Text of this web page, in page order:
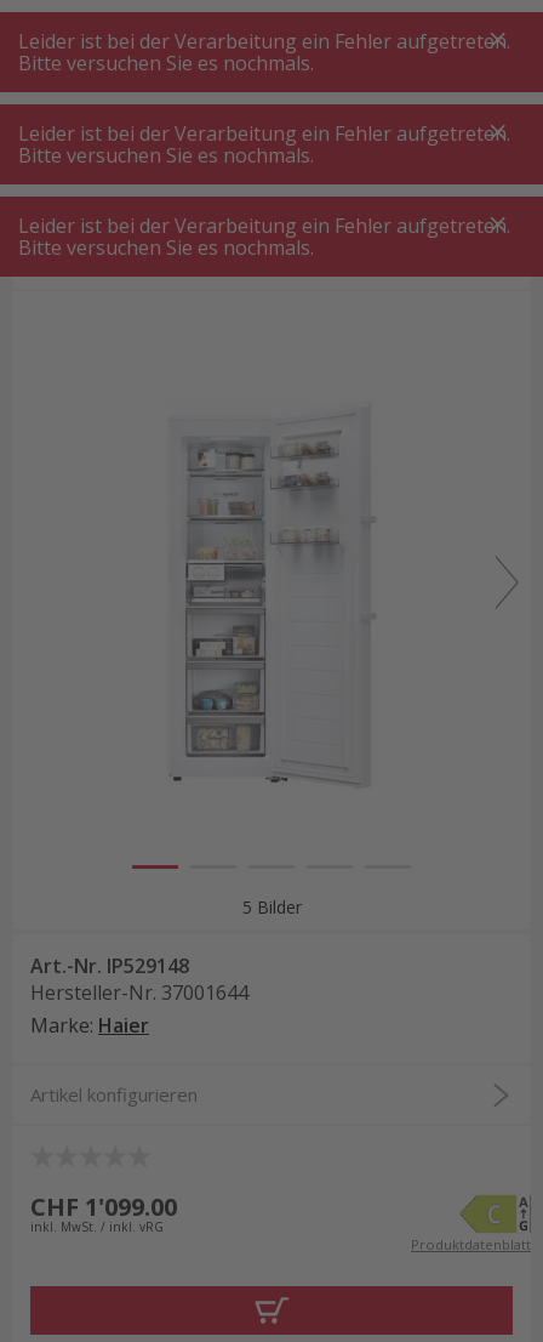
A +++
A+++
A +++
A+++
MyPost
MyPost
MENÜ SUCHE
Gefrierschrank freistehend
Haier H4F306WCH1 Gefrierschrank Weiss rechts
Haier H4F306WCH1 Gefrierschrank
5 Bilder
Art.-Nr. IP529148
Hersteller-Nr. 37001644
Marke: Haier
Artikel konfigurieren
CHF 1'099.00
inkl. MwSt. / inkl. vRG
Produktdatenblatt
Leider ist bei der Verarbeitung ein Fehler aufgetreten.
Bitte versuchen Sie es nochmals.
Leider ist bei der Verarbeitung ein Fehler aufgetreten.
Bitte versuchen Sie es nochmals.
Leider ist bei der Verarbeitung ein Fehler aufgetreten.
Bitte versuchen Sie es nochmals.